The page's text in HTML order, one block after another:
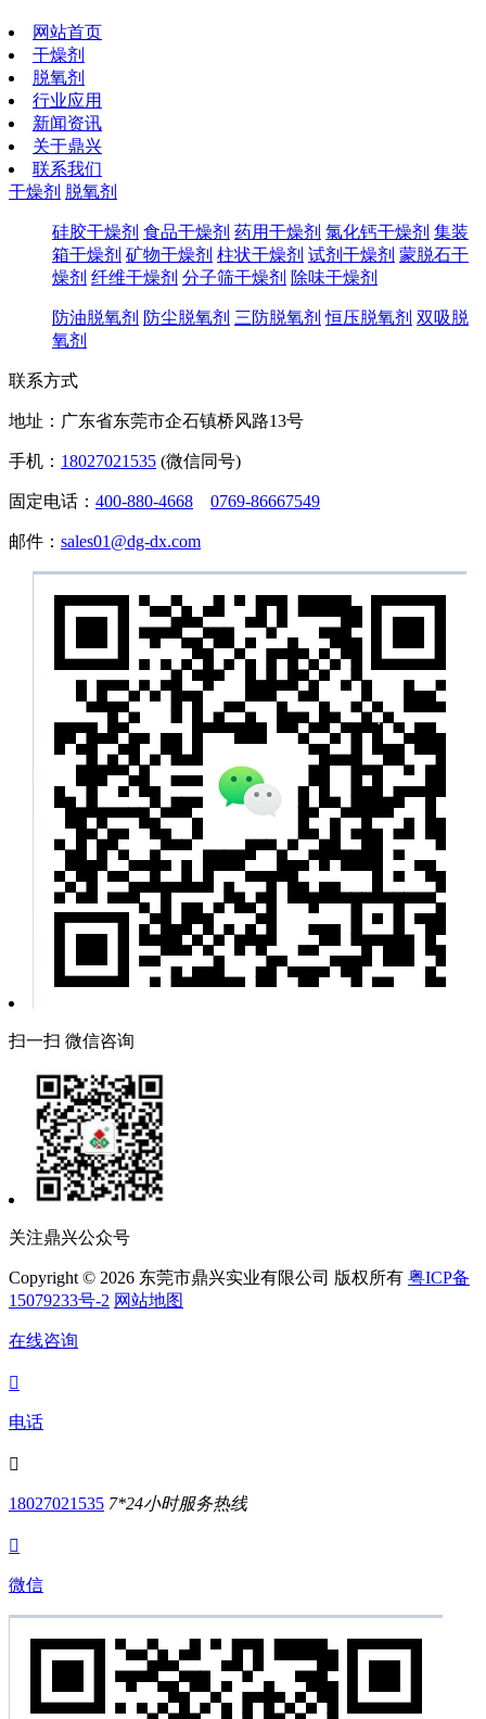
网站首页
干燥剂
脱氧剂
行业应用
新闻资讯
关于鼎兴
联系我们
干燥剂 脱氧剂
硅胶干燥剂 食品干燥剂 药用干燥剂 氯化钙干燥剂 集装
箱干燥剂 矿物干燥剂 柱状干燥剂 试剂干燥剂 蒙脱石干
燥剂 纤维干燥剂 分子筛干燥剂 除味干燥剂
防油脱氧剂 防尘脱氧剂 三防脱氧剂 恒压脱氧剂 双吸脱
氧剂
联系方式
地址：广东省东莞市企石镇桥风路13号
手机： 18027021535 (微信同号)
固定电话： 400-880-4668 0769-86667549
邮件： sales01@dg-dx.com
扫一扫 微信咨询
关注鼎兴公众号
Copyright © 2026 东莞市鼎兴实业有限公司 版权所有 粤ICP备
15079233号-2 网站地图
在线咨询

电话

18027021535 7*24小时服务热线

微信